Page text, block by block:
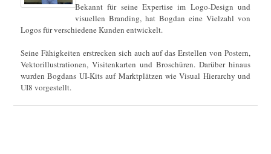
Bekannt für seine Expertise im Logo-Design und
visuellen Branding, hat Bogdan eine Vielzahl von
Logos für verschiedene Kunden entwickelt.
Seine Fähigkeiten erstrecken sich auch auf das Erstellen von Postern,
Vektorillustrationen, Visitenkarten und Broschüren. Darüber hinaus
wurden Bogdans UI-Kits auf Marktplätzen wie Visual Hierarchy und
UI8 vorgestellt.